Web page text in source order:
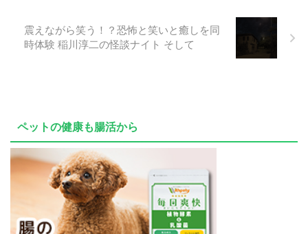
震えながら笑う！？恐怖と笑いと癒しを同
時体験 稲川淳二の怪談ナイト そして
ペットの健康も腸活から